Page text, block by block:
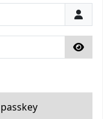
Show